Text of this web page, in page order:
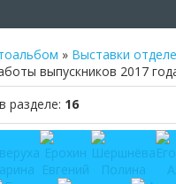
» Выставки
выпускников 2017
разделе: 16